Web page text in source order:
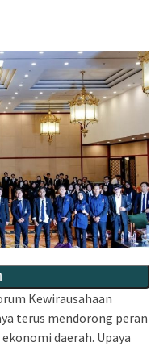
Kewirausahaan
terus mendorong peran
daerah. Upaya